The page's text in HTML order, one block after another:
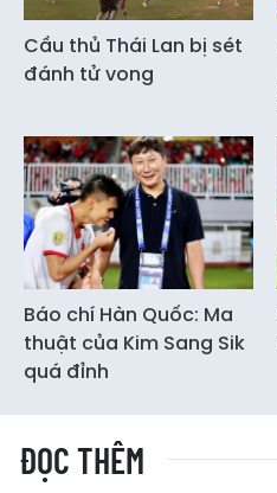
Cầu thủ Thái Lan bị sét
đánh tử vong
Báo chí Hàn Quốc: Ma
thuật của Kim Sang Sik
quá đỉnh
ĐỌC THÊM